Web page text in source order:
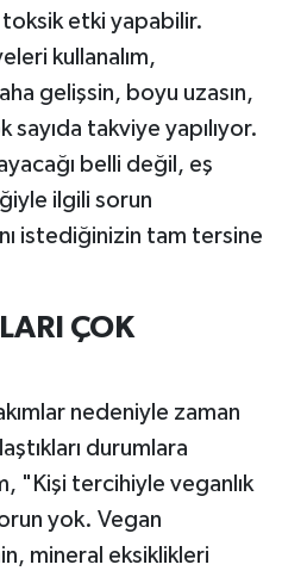
etki yapabilir.
kullanalım,
gelişsin, boyu uzasın,
takviye yapılıyor.
belli değil, eş
ilgili sorun
istediğinizin tam tersine
ÇOK
nedeniyle zaman
durumlara
"Kişi tercihiyle veganlık
yok. Vegan
mineral eksiklikleri